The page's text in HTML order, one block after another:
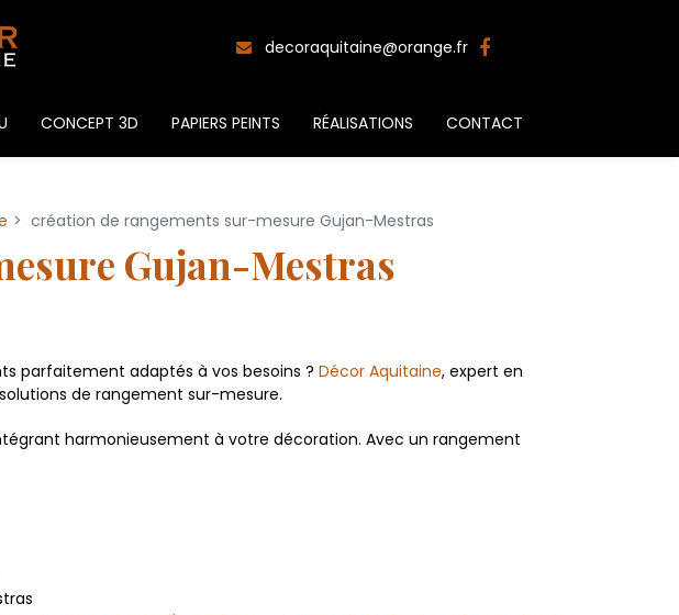
decoraquitaine@orange.fr
CONCEPT 3D PAPIERS PEINTS RÉALISATIONS CONTACT
création de rangements sur-mesure Gujan-Mestras
Gujan-Mestras
parfaitement adaptés à vos besoins ? Décor Aquitaine, expert en
de rangement sur-mesure.
harmonieusement à votre décoration. Avec un rangement